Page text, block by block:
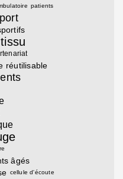
patients
tissu
réutilisable
âgés
cellule d'écoute